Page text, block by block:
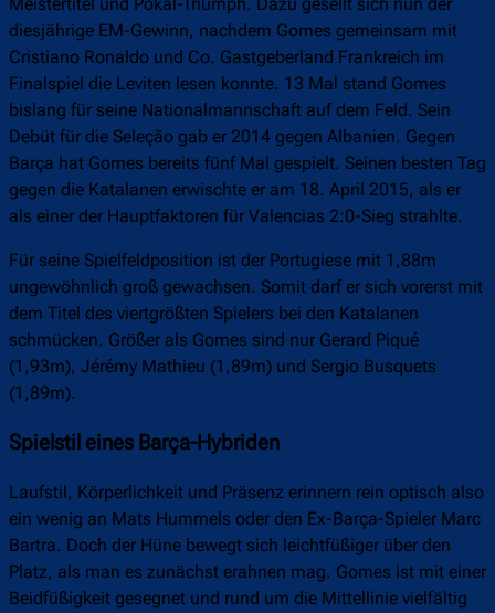
Meistertitel und Pokal-Triumph. Dazu gesellt sich nun der
diesjährige EM-Gewinn, nachdem Gomes gemeinsam mit
Cristiano Ronaldo und Co. Gastgeberland Frankreich im
Finalspiel die Leviten lesen konnte. 13 Mal stand Gomes
bislang für seine Nationalmannschaft auf dem Feld. Sein
Debüt für die Seleção gab er 2014 gegen Albanien. Gegen
Barça hat Gomes bereits fünf Mal gespielt. Seinen besten Tag
gegen die Katalanen erwischte er am 18. April 2015, als er
als einer der Hauptfaktoren für Valencias 2:0-Sieg strahlte.
Für seine Spielfeldposition ist der Portugiese mit 1,88m
ungewöhnlich groß gewachsen. Somit darf er sich vorerst mit
dem Titel des viertgrößten Spielers bei den Katalanen
schmücken. Größer als Gomes sind nur Gerard Piqué
(1,93m), Jérémy Mathieu (1,89m) und Sergio Busquets
(1,89m).
Spielstil eines Barça-Hybriden
Laufstil, Körperlichkeit und Präsenz erinnern rein optisch also
ein wenig an Mats Hummels oder den Ex-Barça-Spieler Marc
Bartra. Doch der Hüne bewegt sich leichtfüßiger über den
Platz, als man es zunächst erahnen mag. Gomes ist mit einer
Beidfüßigkeit gesegnet und rund um die Mittellinie vielfältig